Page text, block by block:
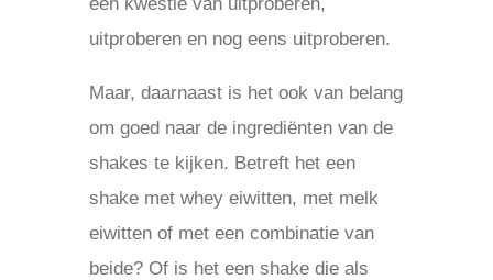
uitproberen en nog eens uitproberen.
Maar, daarnaast is het ook van belang
om goed naar de ingrediënten van de
shakes te kijken. Betreft het een
shake met whey eiwitten, met melk
eiwitten of met een combinatie van
beide? Of is het een shake die als